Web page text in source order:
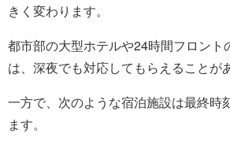
きく変わります。
都市部の大型ホテルや24時間フロント
は、深夜でも対応してもらえることが
一方で、次のような宿泊施設は最終時
ます。